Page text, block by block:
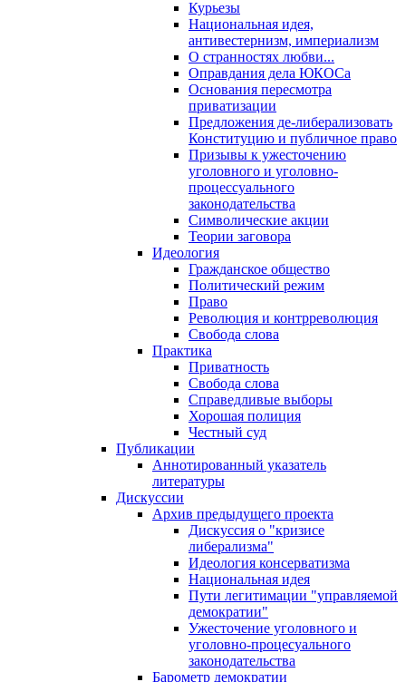
Курьезы
Национальная идея,
антивестернизм, империализм
О странностях любви...
Оправдания дела ЮКОСа
Основания пересмотра
приватизации
Предложения де-либерализовать
Конституцию и публичное право
Призывы к ужесточению
уголовного и уголовно-
процессуального
законодательства
Символические акции
Теории заговора
Идеология
Гражданское общество
Политический режим
Право
Революция и контрреволюция
Свобода слова
Практика
Приватность
Свобода слова
Справедливые выборы
Хорошая полиция
Честный суд
Публикации
Аннотированный указатель
литературы
Дискуссии
Архив предыдущего проекта
Дискуссия о "кризисе
либерализма"
Идеология консерватизма
Национальная идея
Пути легитимации "управляемой
демократии"
Ужесточение уголовного и
уголовно-процесуального
законодательства
Барометр демократии